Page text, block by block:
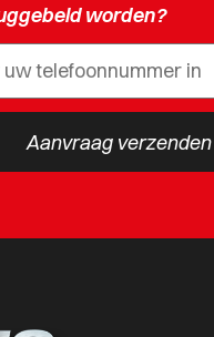
worden?
Aanvraag verzenden